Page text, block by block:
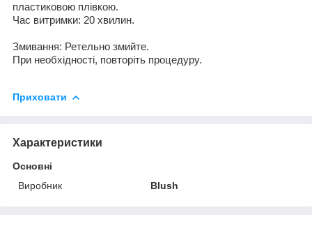
пластиковою плівкою.
Час витримки: 20 хвилин.
Змивання: Ретельно змийте.
При необхідності, повторіть процедуру.
Приховати
Характеристики
Основні
Виробник
Blush